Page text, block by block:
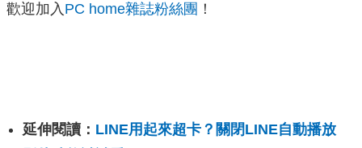
歡迎加入 PC home雜誌粉絲團 ！
延伸閱讀： LINE用起來超卡？關閉LINE自動播放